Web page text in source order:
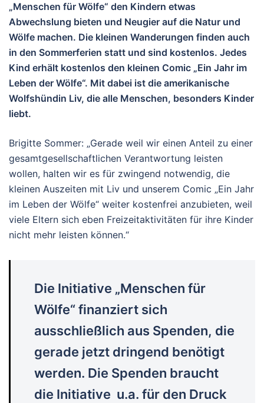
„Menschen für Wölfe“ den Kindern etwas
Abwechslung bieten und Neugier auf die Natur und
Wölfe machen. Die kleinen Wanderungen finden auch
in den Sommerferien statt und sind kostenlos. Jedes
Kind erhält kostenlos den kleinen Comic „Ein Jahr im
Leben der Wölfe“. Mit dabei ist die amerikanische
Wolfshündin Liv, die alle Menschen, besonders Kinder
liebt.
Brigitte Sommer: „Gerade weil wir einen Anteil zu einer
gesamtgesellschaftlichen Verantwortung leisten
wollen, halten wir es für zwingend notwendig, die
kleinen Auszeiten mit Liv und unserem Comic „Ein Jahr
im Leben der Wölfe“ weiter kostenfrei anzubieten, weil
viele Eltern sich eben Freizeitaktivitäten für ihre Kinder
nicht mehr leisten können.“
Die Initiative „Menschen für
Wölfe“ finanziert sich
ausschließlich aus Spenden, die
gerade jetzt dringend benötigt
werden. Die Spenden braucht
die Initiative u.a. für den Druck